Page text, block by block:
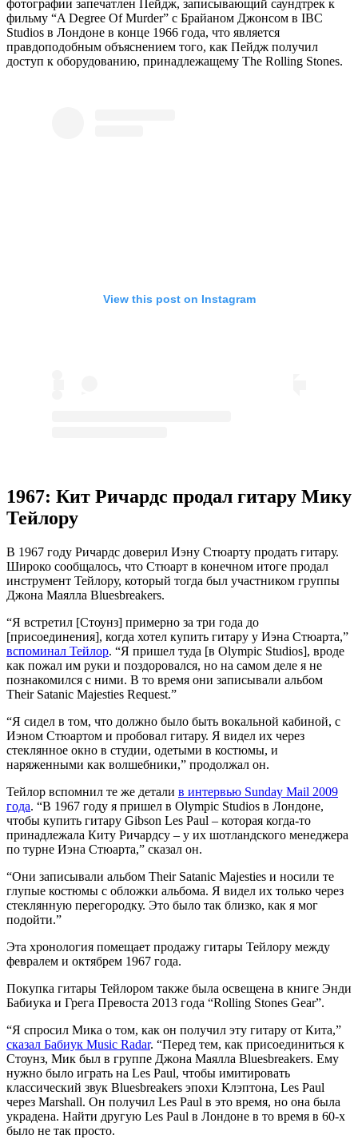
фотографии запечатлен Пейдж, записывающий саундтрек к
фильму “A Degree Of Murder” с Брайаном Джонсом в IBC
Studios в Лондоне в конце 1966 года, что является
правдоподобным объяснением того, как Пейдж получил
доступ к оборудованию, принадлежащему The Rolling Stones.
View this post on Instagram
1967: Кит Ричардс продал гитару Мику
Тейлору
В 1967 году Ричардс доверил Иэну Стюарту продать гитару.
Широко сообщалось, что Стюарт в конечном итоге продал
инструмент Тейлору, который тогда был участником группы
Джона Маялла Bluesbreakers.
“Я встретил [Стоунз] примерно за три года до
[присоединения], когда хотел купить гитару у Иэна Стюарта,”
вспоминал Тейлор. “Я пришел туда [в Olympic Studios], вроде
как пожал им руки и поздоровался, но на самом деле я не
познакомился с ними. В то время они записывали альбом
Their Satanic Majesties Request.”
“Я сидел в том, что должно было быть вокальной кабиной, с
Иэном Стюартом и пробовал гитару. Я видел их через
стеклянное окно в студии, одетыми в костюмы, и
наряженными как волшебники,” продолжал он.
Тейлор вспомнил те же детали в интервью Sunday Mail 2009
года. “В 1967 году я пришел в Olympic Studios в Лондоне,
чтобы купить гитару Gibson Les Paul – которая когда-то
принадлежала Киту Ричардсу – у их шотландского менеджера
по турне Иэна Стюарта,” сказал он.
“Они записывали альбом Their Satanic Majesties и носили те
глупые костюмы с обложки альбома. Я видел их только через
стеклянную перегородку. Это было так близко, как я мог
подойти.”
Эта хронология помещает продажу гитары Тейлору между
февралем и октябрем 1967 года.
Покупка гитары Тейлором также была освещена в книге Энди
Бабиука и Грега Превоста 2013 года “Rolling Stones Gear”.
“Я спросил Мика о том, как он получил эту гитару от Кита,”
сказал Бабиук Music Radar. “Перед тем, как присоединиться к
Стоунз, Мик был в группе Джона Маялла Bluesbreakers. Ему
нужно было играть на Les Paul, чтобы имитировать
классический звук Bluesbreakers эпохи Клэптона, Les Paul
через Marshall. Он получил Les Paul в это время, но она была
украдена. Найти другую Les Paul в Лондоне в то время в 60-х
было не так просто.